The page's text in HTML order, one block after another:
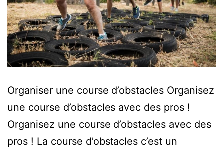
Organiser une course d’obstacles Organisez
une course d’obstacles avec des pros !
Organisez une course d’obstacles avec des
pros ! La course d’obstacles c’est un